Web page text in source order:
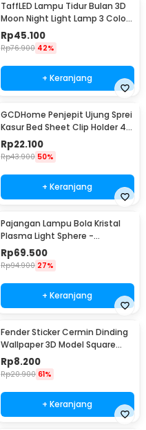
TaffLED Lampu Tidur Bulan 3D
Moon Night Light Lamp 3 Color
8cm 1W 5V - LD002701
Rp45.100
Rp76.900 42%
+ Keranjang
GCDHome Penjepit Ujung Sprei
Kasur Bed Sheet Clip Holder 4
PCS - FS-1809
Rp22.100
Rp43.900 50%
+ Keranjang
Pajangan Lampu Bola Kristal
Plasma Light Sphere -
ZC211700
Rp69.500
Rp94.900 27%
+ Keranjang
Fender Sticker Cermin Dinding
Wallpaper 3D Model Square
Mirror 9 PCS - Q353
Rp8.200
Rp20.900 61%
+ Keranjang